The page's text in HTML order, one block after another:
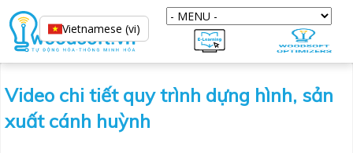
Video chi tiết quy trình dựng hình, sản
xuất cánh huỳnh
Vietnamese (vi)